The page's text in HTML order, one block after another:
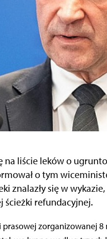
na liście leków o
o tym
znalazły się w
ścieżki refundacyjnej.